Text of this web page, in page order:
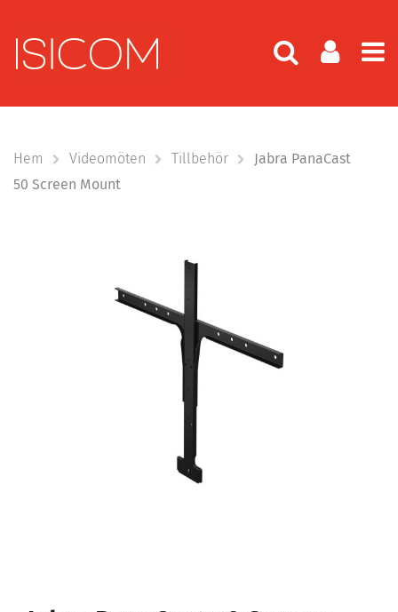
Hem Videomöten Tillbehör
Jabra PanaCast
50 Screen Mount